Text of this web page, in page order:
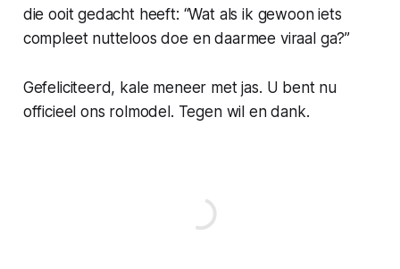
die ooit gedacht heeft: “Wat als ik gewoon iets
compleet nutteloos doe en daarmee viraal ga?”
Gefeliciteerd, kale meneer met jas. U bent nu
officieel ons rolmodel. Tegen wil en dank.